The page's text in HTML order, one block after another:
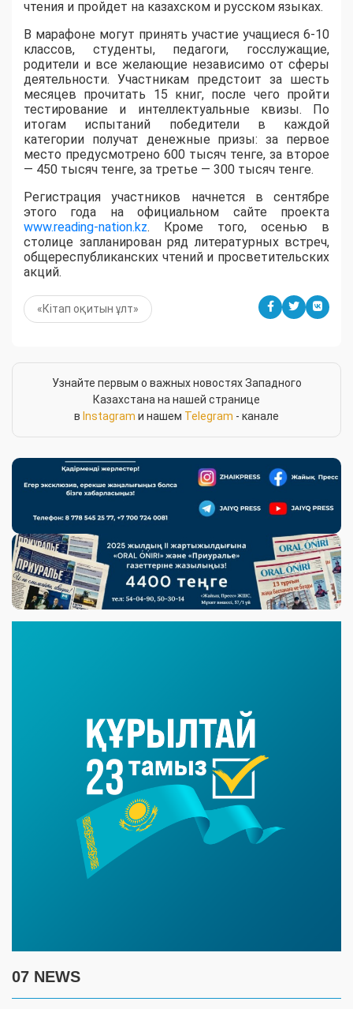
чтения и пройдет на казахском и русском языках.
В марафоне могут принять участие учащиеся 6-10
классов, студенты, педагоги, госслужащие,
родители и все желающие независимо от сферы
деятельности. Участникам предстоит за шесть
месяцев прочитать 15 книг, после чего пройти
тестирование и интеллектуальные квизы. По
итогам испытаний победители в каждой
категории получат денежные призы: за первое
место предусмотрено 600 тысяч тенге, за второе
— 450 тысяч тенге, за третье — 300 тысяч тенге.
Регистрация участников начнется в сентябре
этого года на официальном сайте проекта
www.reading-nation.kz. Кроме того, осенью в
столице запланирован ряд литературных встреч,
общереспубликанских чтений и просветительских
акций.
«Кітап оқитын ұлт»
Узнайте первым о важных новостях Западного
Казахстана на нашей странице
в Instagram и нашем Telegram - канале
07 NEWS